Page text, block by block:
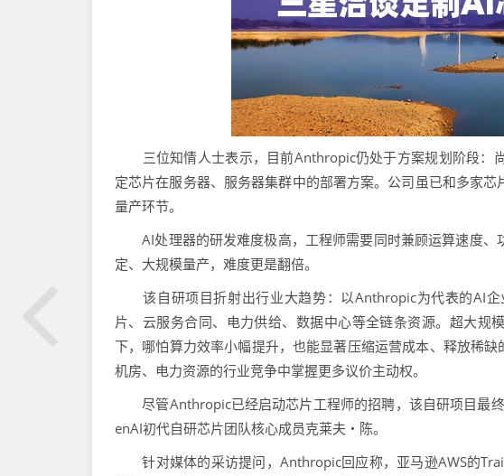
三位知情人士表示，目前Anthropic仍处于方案规划阶段：
定芯片在服务器、服务器集群中的部署方案。公司虽已和多家
量产环节。
AI处理器的研发难度极高，工程师需要同时兼顾运算速度、
定、大规模量产，难度更是翻倍。
该自研项目折射出行业大趋势：以Anthropic为代表的AI企
片、云服务合同、电力供给、数据中心等全链条资源。超大规
下，哪怕算力效率小幅提升，也能显著压缩运营成本、释放稀缺
机房、电力资源的行业竞争中掌握更多议价主动权。
尽管Anthropic已经启动芯片工程师的招聘，该自研项目最
enAI初代自研芯片团队核心成员克莱夫・陈。
针对媒体的采访提问，Anthropic回应称，亚马逊AWS的